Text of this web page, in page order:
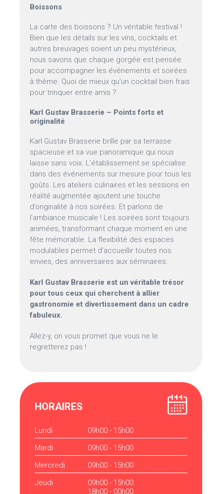
Boissons
La carte des boissons ? Un véritable festival !
Bien que les détails sur les vins, cocktails et
autres breuvages soient un peu mystérieux,
nous savons que chaque gorgée est pensée
pour accompagner les événements et soirées
à thème. Quoi de mieux qu’un cocktail bien frais
pour trinquer entre amis ?
Karl Gustav Brasserie – Points forts et
originalité
Karl Gustav Brasserie brille par sa terrasse
spacieuse et sa vue panoramique qui nous
laisse sans voix. L’établissement se spécialise
dans des événements sur mesure pour tous les
goûts. Les ateliers culinaires et les sessions en
réalité augmentée ajoutent une touche
d’originalité à nos soirées. Et parlons de
l’ambiance musicale ! Les soirées sont toujours
animées, transformant chaque moment en une
fête mémorable. La flexibilité des espaces
modulables permet d’accueillir toutes nos
envies, des anniversaires aux séminaires.
Karl Gustav Brasserie est un véritable trésor
pour tous ceux qui cherchent à allier
gastronomie et divertissement dans un cadre
fabuleux.
Allez-y, on vous promet que vous ne le
regretterez pas !
HORAIRES
Lundi
09h00 - 15h00
Mardi
09h00 - 15h00
Mercredi
09h00 - 15h00
Jeudi
09h00 - 15h00
18h00 - 00h00